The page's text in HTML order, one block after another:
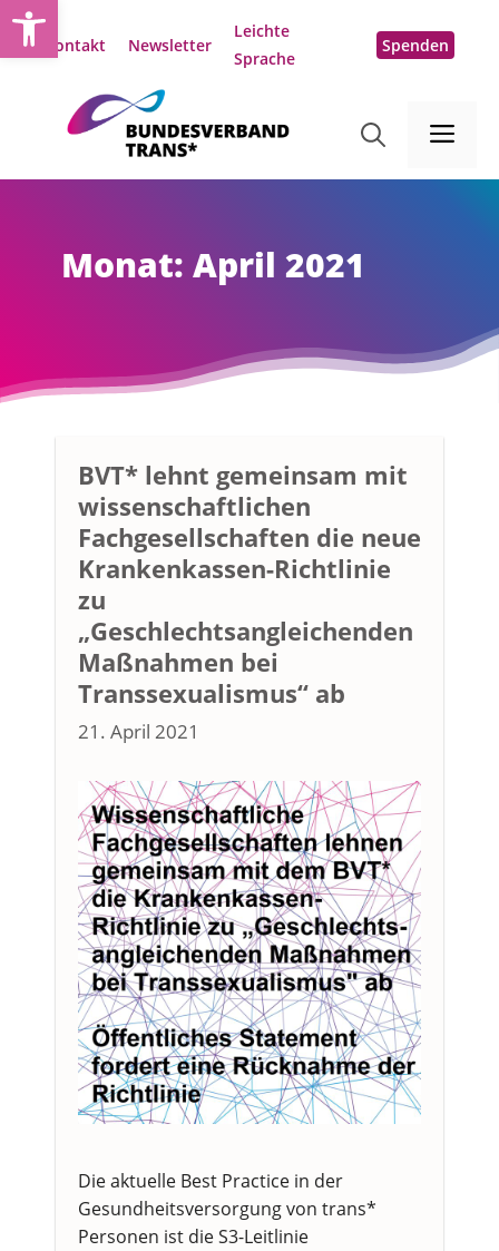
Zum
Inhalt
Kontakt Newsletter
Leichte
Sprache
Spenden
Monat: April 2021
BVT* lehnt gemeinsam mit
wissenschaftlichen
Fachgesellschaften die neue
Krankenkassen-Richtlinie
zu
„Geschlechtsangleichenden
Maßnahmen bei
Transsexualismus“ ab
21. April 2021
Die aktuelle Best Practice in der
Gesundheitsversorgung von trans*
Personen ist die S3-Leitlinie